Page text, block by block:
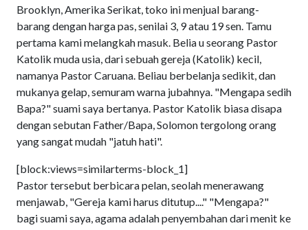
Brooklyn, Amerika Serikat, toko ini menjual barang-
barang dengan harga pas, senilai 3, 9 atau 19 sen. Tamu
pertama kami melangkah masuk. Belia u seorang Pastor
Katolik muda usia, dari sebuah gereja (Katolik) kecil,
namanya Pastor Caruana. Beliau berbelanja sedikit, dan
mukanya gelap, semuram warna jubahnya. "Mengapa sedih
Bapa?" suami saya bertanya. Pastor Katolik biasa disapa
dengan sebutan Father/Bapa, Solomon tergolong orang
yang sangat mudah "jatuh hati".
[block:views=similarterms-block_1]
Pastor tersebut berbicara pelan, seolah menerawang
menjawab, "Gereja kami harus ditutup...." "Mengapa?"
bagi suami saya, agama adalah penyembahan dari menit ke